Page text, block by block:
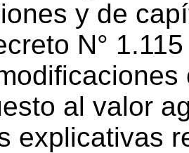
y de
N°
al valor
explicativas